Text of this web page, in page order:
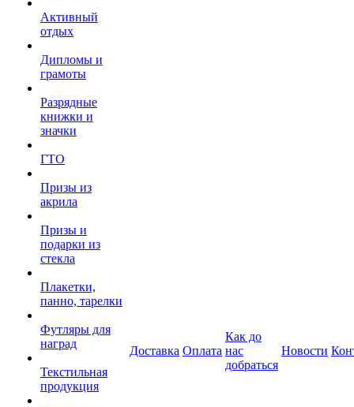
Активный
отдых
Дипломы и
грамоты
Разрядные
книжки и
значки
ГТО
Призы из
акрила
Призы и
подарки из
стекла
Плакетки,
панно, тарелки
Футляры для
наград
Текстильная
продукция
Доставка Оплата
Как до
нас
добраться
Новости